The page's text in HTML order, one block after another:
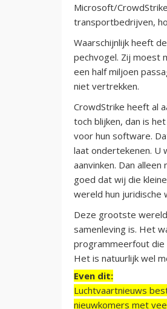
Microsoft/
transportbedrijven,
Waarschijnlijk heeft
pechvogel. Zij moest
een half miljoen
niet vertrekken.
CrowdStrike heeft al
toch blijken, dan is
voor hun software.
laat ondertekenen. U
aanvinken. Dan
goed dat wij die
wereld hun juridische
Deze grootste
samenleving is. Het
programmeerfout die
Het is natuurlijk wel
Even dit:
Luchtvaartnieuws
nieuwkomers met